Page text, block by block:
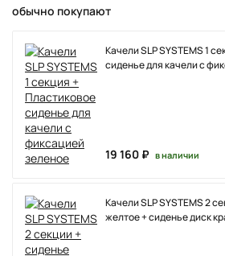
обычно покупают
Качели SLP SYSTEMS 1
сиденье для качели с
19 160 ₽ в наличии
Качели SLP SYSTEMS 2
желтое + сиденье диск